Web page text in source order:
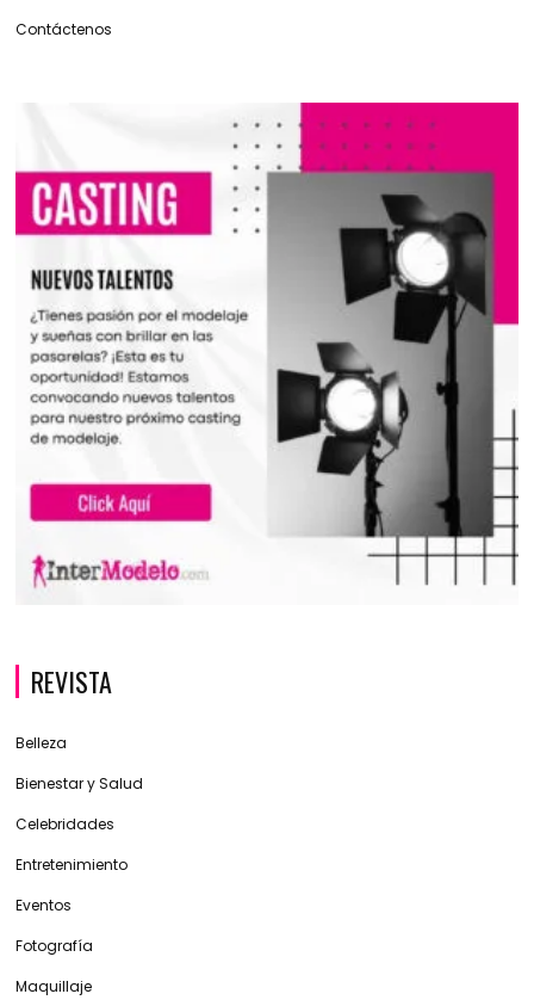
Contáctenos
REVISTA
Belleza
Bienestar y Salud
Celebridades
Entretenimiento
Eventos
Fotografía
Maquillaje